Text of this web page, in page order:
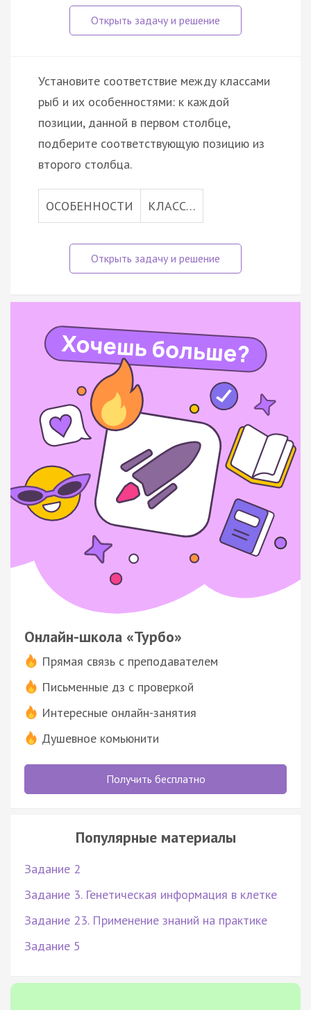
Установите соответствие между классами
рыб и их особенностями: к каждой
позиции, данной в первом столбце,
подберите соответствующую позицию из
второго столбца.
ОСОБЕННОСТИ КЛАСС…
Онлайн-школа «Турбо»
Прямая связь с преподавателем
Письменные дз с проверкой
Интересные онлайн-занятия
Душевное комьюнити
Получить бесплатно
Популярные материалы
Задание 2
Задание 3. Генетическая информация в клетке
Задание 23. Применение знаний на практике
Задание 5